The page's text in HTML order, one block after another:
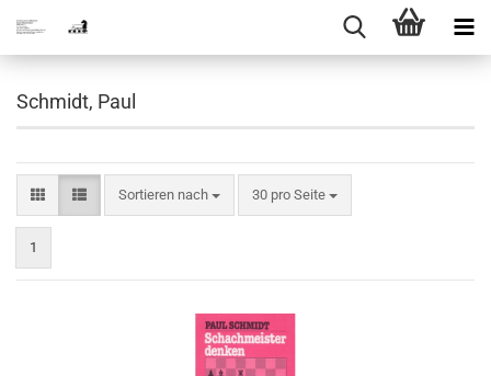
Schmidt, Paul
Sortieren nach
Sortieren nach 30 pro Seite
pro Seite
1